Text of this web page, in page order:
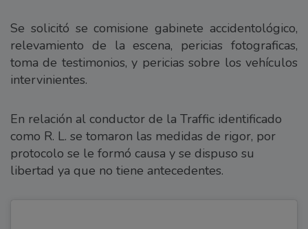
Se solicitó se comisione gabinete accidentológico,
relevamiento de la escena, pericias fotograficas,
toma de testimonios, y pericias sobre los vehículos
intervinientes.
En relación al conductor de la Traffic identificado
como R. L. se tomaron las medidas de rigor, por
protocolo se le formó causa y se dispuso su
libertad ya que no tiene antecedentes.